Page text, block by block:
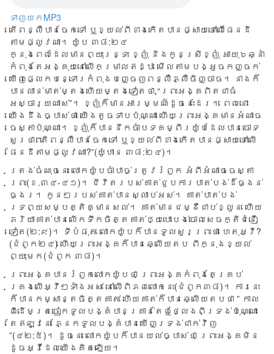
ទាញយកMP3
តើពន្លឺបានចែកទៅ ឬខ្យល់ពីខាងកើតបានផ្សាយទៅលើផែនដី
តាមផ្លូវណា។ យ៉ូប ៣៨:២៤
ក្នុង​ពេល​ដែល​មាន​ព្យុះ​រន្ទះ ខ្ញុំ និង​កូន​ស្រី​ខ្ញុំ អាយុ​៦​ឆ្នាំ
កំពុង​តែ​អង្គុយ​នៅ​លើ​កម្រាល​ឥដ្ឋ មើល​តាម​បង្អួច​កញ្ចក់
ឃើញ​ផ្លេក​បន្ទោរ​កំពុង​បញ្ចេញ​ពន្លឺ​ភ្លឺ​ចិញ្ចាច។ នាង​ក៏​
បាន​លាន់​មាត់​ម្តង​ហើយ​ម្តង​ទៀត​ថា “ព្រះ​អង្គ​ពិត​ជា​ធំ​
អស្ចារ្យ​ណាស់”។ ខ្ញុំ​ក៏​មាន​អារម្មណ៍​ដូច​នេះ​ដែរ។ ពេល​នោះ​
យើង​ដឹង​ច្បាស់​ថា យើង​តូច​ទាប​ប៉ុណ្ណា ហើយ​ព្រះ​អង្គ​មាន​អំណាច​
ចេស្តា​ប៉ុណ្ណា។ ខ្ញុំ​ក៏​បាន​នឹក​ចាំ​បទ​គម្ពីរ​យ៉ូប​ដែល​បាន​ចោទ​
សួរ​ថា “តើ​ពន្លឺ​បាន​ចែក​ទៅ ឬ​ខ្យល់​ពី​ខាង​កើត​បាន​ផ្សាយ​ទៅ​លើ​
ផែនដី​តាម​ផ្លូវ​ណា?”(យ៉ូហាន ៣៨:២៤)។
ត្រង់​ចំណុច​នេះ លោក​យ៉ូប​ចាំ​បាច់​ត្រូវ​រំឭក អំពី​អំណាច​ចេស្តា​
ព្រះ​(ខ.៣៤-៤១)។ ជីវិត​របស់​គាត់​ជួប​ការ​បាត់​បង់​ដ៏​ធ្ងន់​
ធ្ងរ។ កូន​ៗ​របស់​គាត់​បាន​ស្លាប់​អស់។ គាត់​បាត់​បង់​
ទ្រព្យ​សម្បត្តិ​គ្មាន​សល់។ គាត់​មាន​ជម្ងឺ​ជាប់​ខ្លួន ហើយ​
ភរិយា​គាត់​បាន​លើក​ទឹក​ចិត្ត​គាត់​ឲ្យ​បោះ​បង់​ចោល​សេចក្តី​ជំនឿ​
ទៀត(២:៩)។ ទីបំផុត លោក​យ៉ូប​ក៏​បាន​ទូល​សួរ​ព្រះ​ថា ហេតុ​អ្វី?
(ជំពូក២៤) ហើយ​ព្រះ​អង្គ​ក៏​បាន​ឆ្លើយ​តប ពី​ក្នុង​ខ្យល់​
ព្យុះ​មក​(ជំពូក ៣៨)។
ព្រះ​អង្គ​បាន​រំឭក​លោក​យ៉ូប​ថា ព្រះ​អង្គ​កំពុង​តែ​គ្រប់​
គ្រង​លើ​អ្វី​ៗ​ទាំង​អស់ នៅ​លើ​ពិភព​លោក​នេះ​(ជំពូក​៣៨)។ ការ​នេះ​
ក៏​បាន​កម្សាន្ត​ចិត្ត​គាត់ ហើយ​គាត់​ក៏​បាន​ឆ្លើយ​តប​ថា ” កាល​
ពី​ដើម​ត្រចៀក​ទូលបង្គំ​បាន​គ្រាន់​តែ​ឮ​ថ្លែង​ពី​ទ្រង់​ប៉ុណ្ណោះ
តែ​ឥឡូវ​នេះ ភ្នែក​ទូលបង្គំ​បាន​ឃើញ​ទ្រង់​ជាក់​វិញ
”(៤២:៥)។ ដូចនេះ លោក​យ៉ូប​ក៏​បាន​យល់​ច្បាស់​ថា ព្រះ​អង្គ​មិន​
ដូច​អ្វី​ដែល​យើង​គិត​ឡើយ។